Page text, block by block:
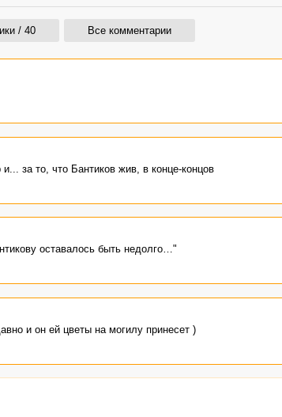
/ 40 Все комментарии
за то, что Бантиков жив, в конце-концов
оставалось быть недолго…"
и он ей цветы на могилу принесет )